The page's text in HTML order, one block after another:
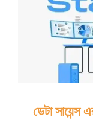
ডেটা সায়েন্স
ডেটা সায়েন্স